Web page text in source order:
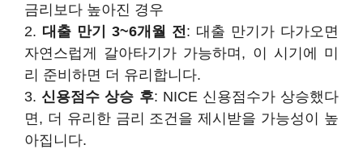
금리보다 높아진 경우
2. 대출 만기 3~6개월 전 : 대출 만기가 다가오면
자연스럽게 갈아타기가 가능하며, 이 시기에 미
리 준비하면 더 유리합니다.
3. 신용점수 상승 후: NICE 신용점수가 상승했다
면, 더 유리한 금리 조건을 제시받을 가능성이 높
아집니다.